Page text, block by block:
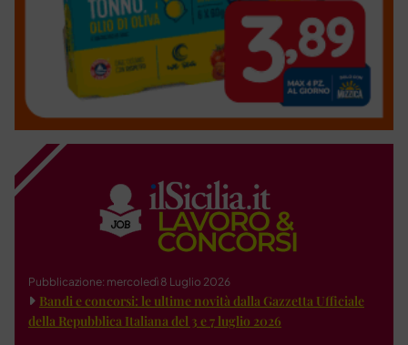
Pubblicazione: mercoledì 8 Luglio 2026
Bandi e concorsi: le ultime novità dalla Gazzetta Ufficiale
della Repubblica Italiana del 3 e 7 luglio 2026